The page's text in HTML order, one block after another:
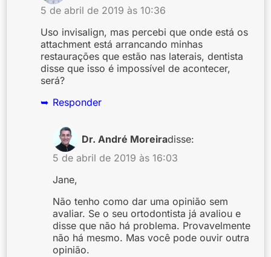
5 de abril de 2019 às 10:36
Uso invisalign, mas percebi que onde está os
attachment está arrancando minhas
restaurações que estão nas laterais, dentista
disse que isso é impossível de acontecer,
será?
Responder
Dr. André Moreiradisse:
5 de abril de 2019 às 16:03
Jane,
Não tenho como dar uma opinião sem
avaliar. Se o seu ortodontista já avaliou e
disse que não há problema. Provavelmente
não há mesmo. Mas você pode ouvir outra
opinião.